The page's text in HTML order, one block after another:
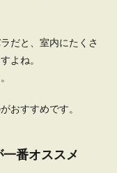
ーム！狭いキッチ
ムで生活している方が多
わずかなスペースしか確
ント
だと、室内にたくさ
よね。
おすすめです。
番オススメ